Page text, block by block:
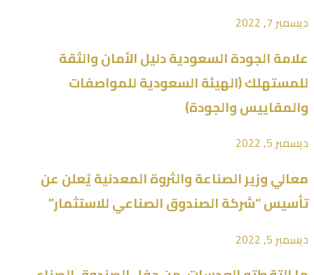
ديسمبر 7, 2022
علامة الجودة السعودية دليل الأمان والثقة
للمستهلك (الهيئة السعودية للمواصفات
والمقاييس والجودة)
ديسمبر 5, 2022
معالي وزير الصناعة والثروة المعدنية يُعلن عن
تأسيس “شركة الصندوق الصناعي للاستثمار”
ديسمبر 5, 2022